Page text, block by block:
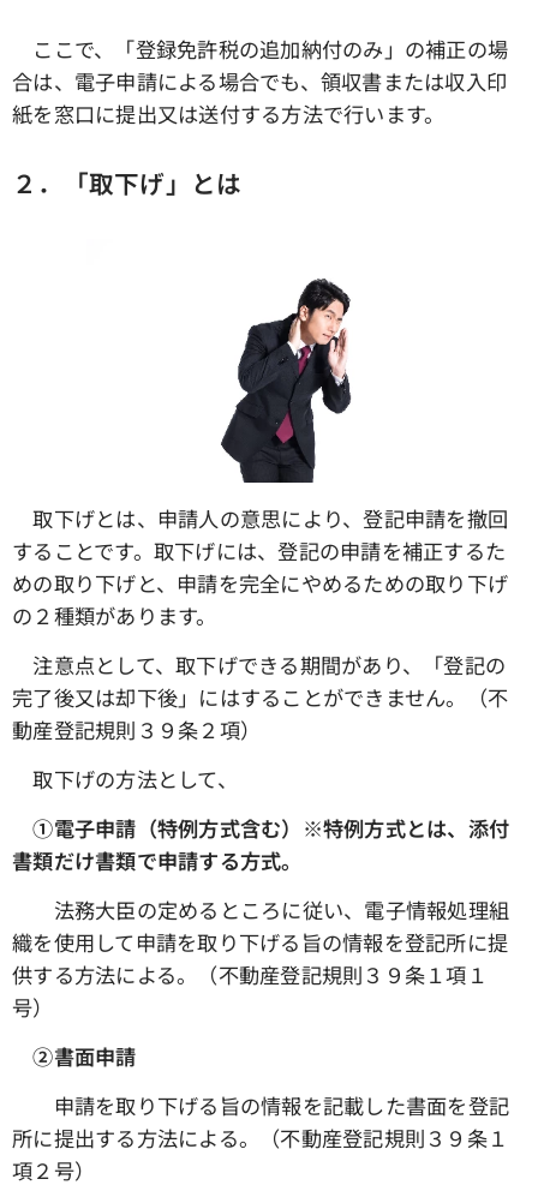
ここで、「登録免許税の追加納付のみ」の補正の場
合は、電子申請による場合でも、領収書または収入印
紙を窓口に提出又は送付する方法で行います。
２．「取下げ」とは
取下げとは、申請人の意思により、登記申請を撤回
することです。取下げには、登記の申請を補正するた
めの取り下げと、申請を完全にやめるための取り下げ
の２種類があります。
注意点として、取下げできる期間があり、「登記の
完了後又は却下後」にはすることができません。（不
動産登記規則３９条２項）
取下げの方法として、
①電子申請（特例方式含む）※特例方式とは、添付
書類だけ書類で申請する方式。
法務大臣の定めるところに従い、電子情報処理組
織を使用して申請を取り下げる旨の情報を登記所に提
供する方法による。（不動産登記規則３９条１項１
号）
➁書面申請
申請を取り下げる旨の情報を記載した書面を登記
所に提出する方法による。（不動産登記規則３９条１
項２号）